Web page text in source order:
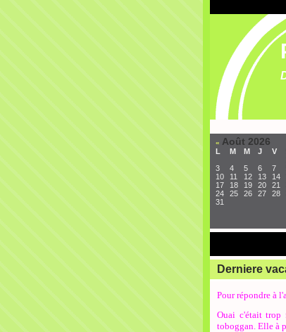
« Août 2026
L M M J V
3
4 5 6 7
10
11 12 13 14
17
18 19 20 21
24
25 26 27 28
31
Derniere
Pour répondre à
Ouai c'était trop
toboggan. Elle à